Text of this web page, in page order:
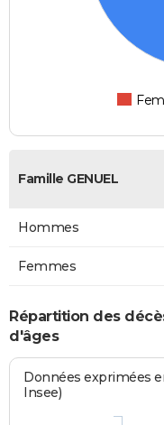
Famille GENUEL
Hommes
Femmes
Répartition des
d'âges
Données exprimées
Insee)